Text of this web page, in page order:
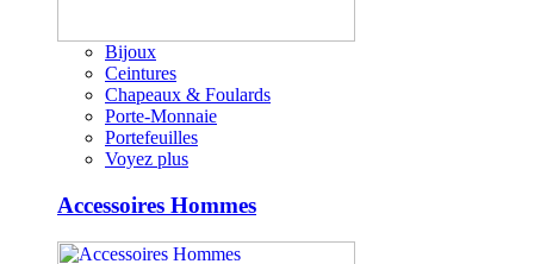
Bijoux
Ceintures
Chapeaux & Foulards
Porte-Monnaie
Portefeuilles
Voyez plus
Accessoires Hommes